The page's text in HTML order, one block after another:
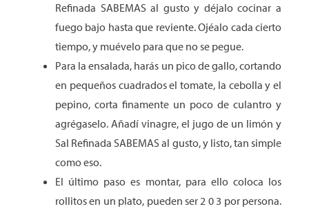
Refinada SABEMAS al gusto y déjalo cocinar a
fuego bajo hasta que reviente. Ojéalo cada cierto
tiempo, y muévelo para que no se pegue.
Para la ensalada, harás un pico de gallo, cortando
en pequeños cuadrados el tomate, la cebolla y el
pepino, corta finamente un poco de culantro y
agrégaselo. Añadí vinagre, el jugo de un limón y
Sal Refinada SABEMAS al gusto, y listo, tan simple
como eso.
El último paso es montar, para ello coloca los
rollitos en un plato, pueden ser 2 0 3 por persona.